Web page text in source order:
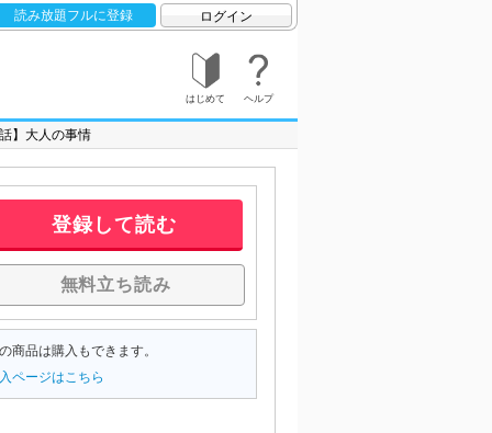
読み放題フルに登録 ログイン
はじめて ヘルプ
】大人の事情
登録して読む
無料立ち読み
商品は購入もできます。
ページはこちら